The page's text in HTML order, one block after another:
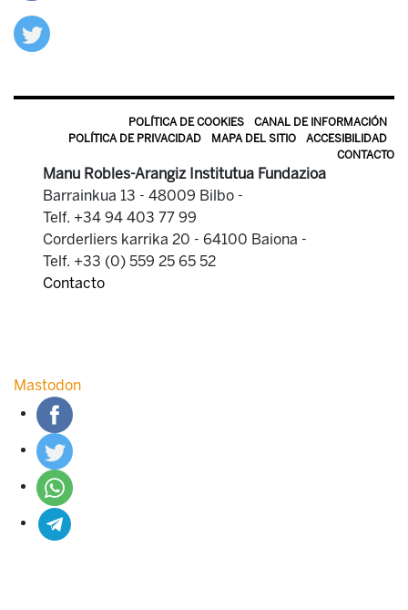
POLÍTICA DE COOKIES
CANAL DE INFORMACIÓN
POLÍTICA DE PRIVACIDAD
MAPA DEL SITIO
ACCESIBILIDAD
CONTACTO
Manu Robles-Arangiz Institutua Fundazioa
Barrainkua 13 - 48009 Bilbo -
Telf. +34 94 403 77 99
Corderliers karrika 20 - 64100 Baiona -
Telf. +33 (0) 559 25 65 52
Contacto
Mastodon